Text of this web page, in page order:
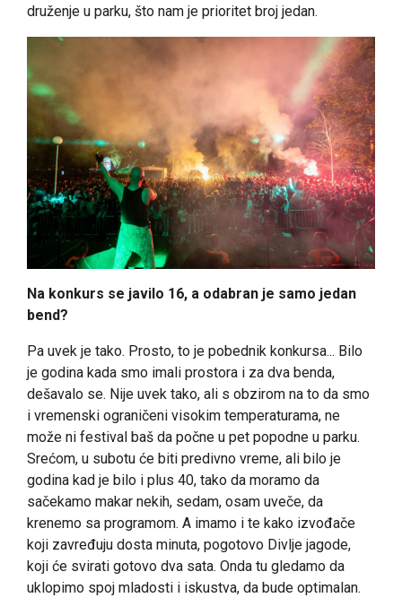
druženje u parku, što nam je prioritet broj jedan.
Na konkurs se javilo 16, a odabran je samo jedan
bend?
Pa uvek je tako. Prosto, to je pobednik konkursa... Bilo
je godina kada smo imali prostora i za dva benda,
dešavalo se. Nije uvek tako, ali s obzirom na to da smo
i vremenski ograničeni visokim temperaturama, ne
može ni festival baš da počne u pet popodne u parku.
Srećom, u subotu će biti predivno vreme, ali bilo je
godina kad je bilo i plus 40, tako da moramo da
sačekamo makar nekih, sedam, osam uveče, da
krenemo sa programom. A imamo i te kako izvođače
koji zavređuju dosta minuta, pogotovo Divlje jagode,
koji će svirati gotovo dva sata. Onda tu gledamo da
uklopimo spoj mladosti i iskustva, da bude optimalan.